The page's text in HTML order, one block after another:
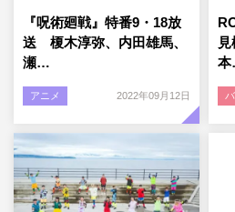
『呪術廻戦』特番9・18放
送 榎木淳弥、内田雄馬、
瀬…
アニメ 2022年09月12日